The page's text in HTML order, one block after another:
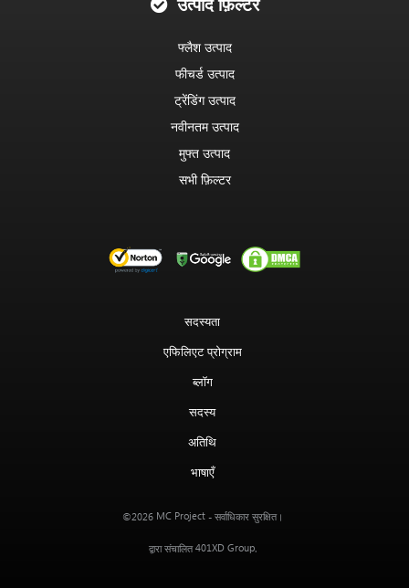
उत्पाद फ़िल्टर
फ्लैश उत्पाद
फीचर्ड उत्पाद
ट्रेंडिंग उत्पाद
नवीनतम उत्पाद
मुफ्त उत्पाद
सभी फ़िल्टर
सदस्यता
एफिलिएट प्रोग्राम
ब्लॉग
सदस्य
अतिथि
भाषाएँ
©2026 MC Project - सर्वाधिकार सुरक्षित।
द्वारा संचालित401XD Group.